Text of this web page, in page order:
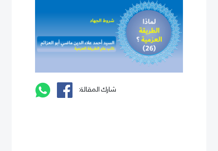
شارك المقالة: